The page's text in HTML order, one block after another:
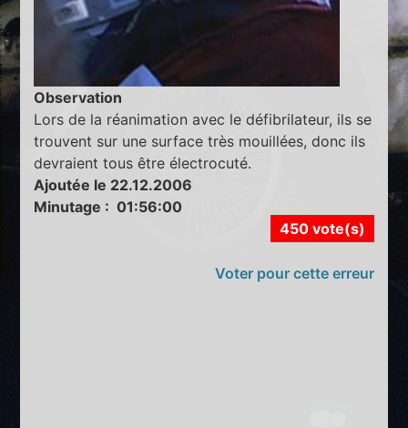
Observation
Lors de la réanimation avec le défibrilateur, ils se
trouvent sur une surface très mouillées, donc ils
devraient tous être électrocuté.
Ajoutée le 22.12.2006
Minutage : 01:56:00
450 vote(s)
Voter pour cette erreur